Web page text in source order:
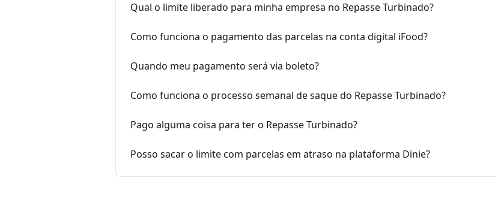
Qual o limite liberado para minha empresa no Repasse Turbinado?
Como funciona o pagamento das parcelas na conta digital iFood?
Quando meu pagamento será via boleto?
Como funciona o processo semanal de saque do Repasse Turbinado?
Pago alguma coisa para ter o Repasse Turbinado?
Posso sacar o limite com parcelas em atraso na plataforma Dinie?